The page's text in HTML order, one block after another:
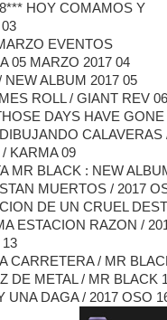
HOY COMAMOS Y
EVENTOS
05 MARZO 2017 04
ALBUM 2017 05
ROLL / GIANT REV 06
DAYS HAVE
CALAVERAS
KARMA 09
MR BLACK : NEW
MUERTOS / 2017
DE UN CRUEL
ESTACION RAZON /
13
CARRETERA / MR
DE METAL / MR BLACK
UNA DAGA / 2017 OSO